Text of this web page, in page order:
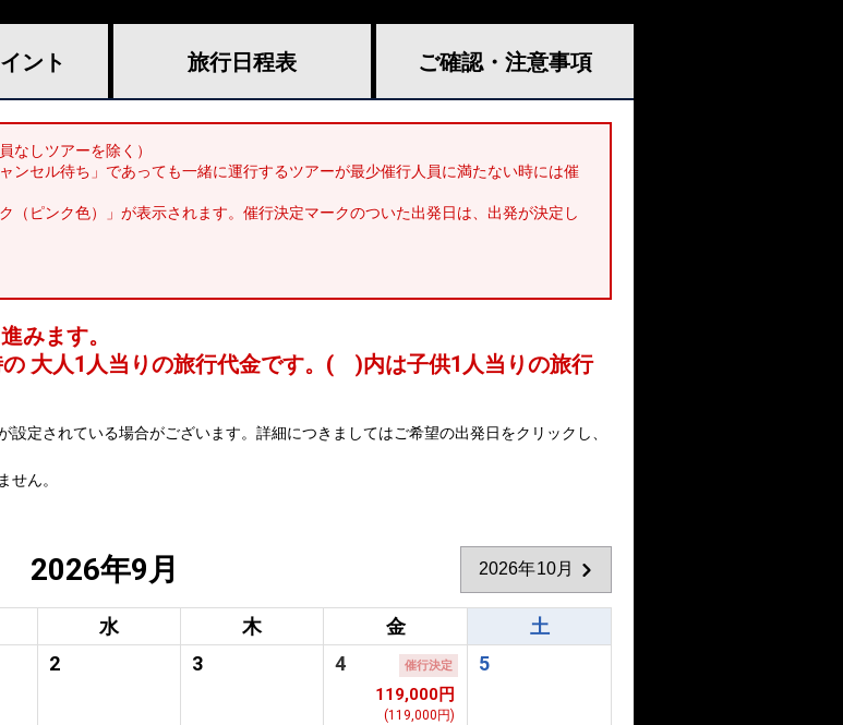
ント 旅行日程表 ご確認・ 注意事項
なしツアーを除く）
ンセル待ち」であっても一緒に運行するツアーが最少催行人員に満たない時には催
（ピンク色）」が表示されます。催行決定マークのついた出発日は、出発が決定し
みます。
大人1人当りの旅行代金です。 ( )内は子供1人当りの旅行
定されている場合がございます。詳細につきましてはご希望の出発日をクリックし、
ん。
2026年9月 2026年10月
水 木 金
土
2 3 4 催行決定
119,000円
(119,000円)
5